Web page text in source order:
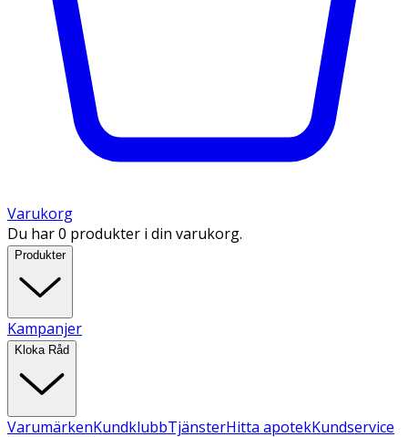
Varukorg
Du har 0 produkter i din varukorg.
Produkter
Kampanjer
Kloka Råd
VarumärkenKundklubbTjänsterHitta apotekKundservice